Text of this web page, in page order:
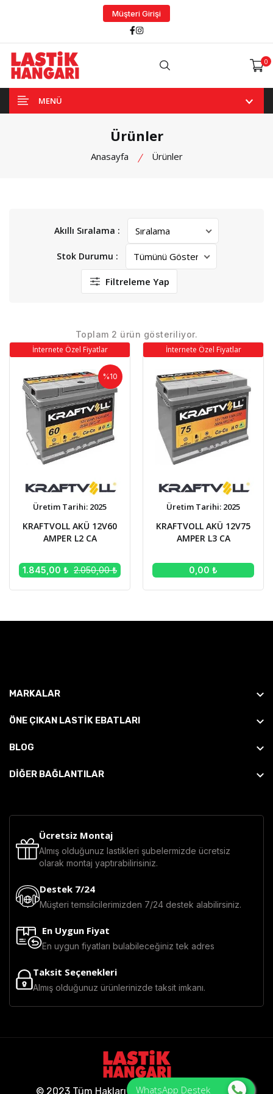
Müşteri Girişi
Facebook
Instagram
0
MENÜ
Ürünler
Anasayfa Ürünler
Akıllı Sıralama :
Stok Durumu :
Filtreleme Yap
Toplam 2 ürün gösteriliyor.
İnternete Özel Fiyatlar
%10
Üretim Tarihi: 2025
KRAFTVOLL AKÜ 12V60
AMPER L2 CA
1.845,00 ₺ 2.050,00 ₺
İnternete Özel Fiyatlar
Üretim Tarihi: 2025
KRAFTVOLL AKÜ 12V75
AMPER L3 CA
0,00 ₺
WhatsApp Destek
MARKALAR
ÖNE ÇIKAN LASTIK EBATLARI
BLOG
DİĞER BAĞLANTILAR
Ücretsiz Montaj
Almış olduğunuz lastikleri şubelermizde ücretsiz
olarak montaj yaptırabilirisiniz.
Destek 7/24
Müşteri temsilcilerimizden 7/24 destek alabilirsiniz.
En Uygun Fiyat
En uygun fiyatları bulabileceğiniz tek adres
Taksit Seçenekleri
Almış olduğunuz ürünlerinizde taksit imkanı.
© 2023 Tüm Hakları Saklıdır - Lastik Hangarı